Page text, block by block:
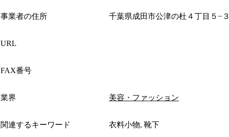
事業者の住所 千葉県成田市公津の杜４丁目５−３
URL
FAX番号
業界 美容・ファッション
関連するキーワード 衣料小物, 靴下